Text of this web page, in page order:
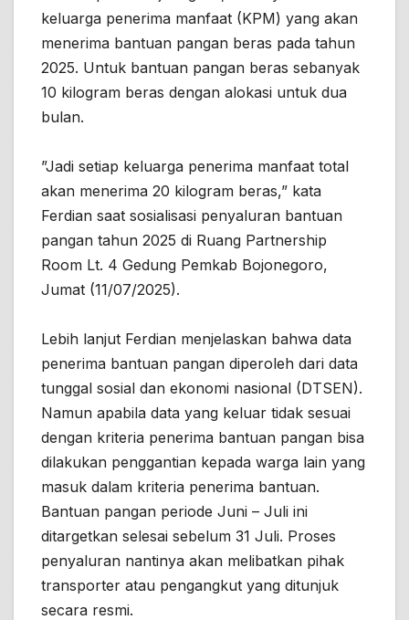
keluarga penerima manfaat (KPM) yang akan
menerima bantuan pangan beras pada tahun
2025. Untuk bantuan pangan beras sebanyak
10 kilogram beras dengan alokasi untuk dua
bulan.
”Jadi setiap keluarga penerima manfaat total
akan menerima 20 kilogram beras,” kata
Ferdian saat sosialisasi penyaluran bantuan
pangan tahun 2025 di Ruang Partnership
Room Lt. 4 Gedung Pemkab Bojonegoro,
Jumat (11/07/2025).
Lebih lanjut Ferdian menjelaskan bahwa data
penerima bantuan pangan diperoleh dari data
tunggal sosial dan ekonomi nasional (DTSEN).
Namun apabila data yang keluar tidak sesuai
dengan kriteria penerima bantuan pangan bisa
dilakukan penggantian kepada warga lain yang
masuk dalam kriteria penerima bantuan.
Bantuan pangan periode Juni – Juli ini
ditargetkan selesai sebelum 31 Juli. Proses
penyaluran nantinya akan melibatkan pihak
transporter atau pengangkut yang ditunjuk
secara resmi.